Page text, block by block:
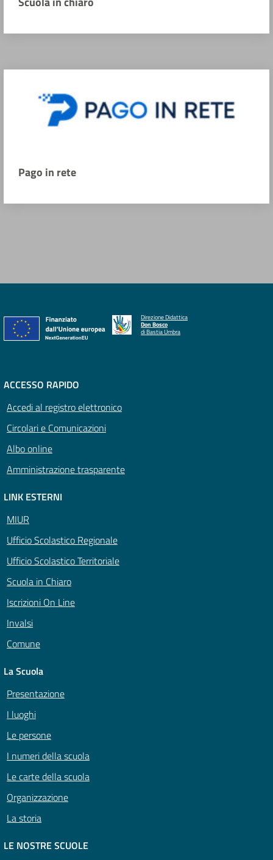
Pago in rete
Direzione Didattica
Don Bosco
di Bastia Umbra
ACCESSO RAPIDO
Accedi al registro elettronico
Circolari e Comunicazioni
Albo online
Amministrazione trasparente
LINK ESTERNI
MIUR
Ufficio Scolastico Regionale
Ufficio Scolastico Territoriale
Scuola in Chiaro
Iscrizioni On Line
Invalsi
Comune
La Scuola
Presentazione
I luoghi
Le persone
I numeri della scuola
Le carte della scuola
Organizzazione
La storia
LE NOSTRE SCUOLE